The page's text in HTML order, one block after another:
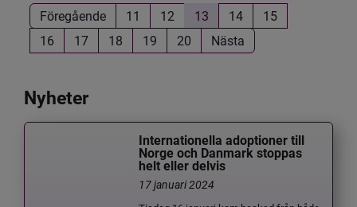
Föregående 11 12 13 14
15
16
17 18 19 20 Nästa
Nyheter
Internationella adoptioner till
Norge och Danmark stoppas
helt eller delvis
17 januari 2024